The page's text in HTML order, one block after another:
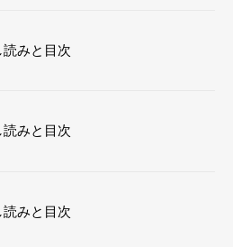
読みと目次
読みと目次
読みと目次